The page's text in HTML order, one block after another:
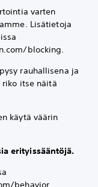
varten
Lisätietoja
blocking.
rauhallisena ja
riko itse näitä
käytä väärin
erityissääntöjä.
behavior.